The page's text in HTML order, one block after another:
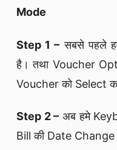
Mode
Step 1 – सबसे पहले
है। तथा Voucher
Voucher को Select
Step 2 – अब हमे
Bill की Date Change